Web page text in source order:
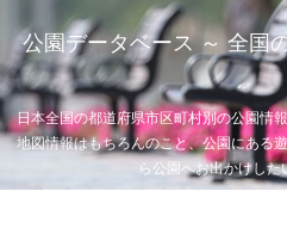
公園データベース ～ 全国
日本全国の都道府県市区町村別の公園情
地図情報はもちろんのこと、公園にある
ら公園へお出かけし